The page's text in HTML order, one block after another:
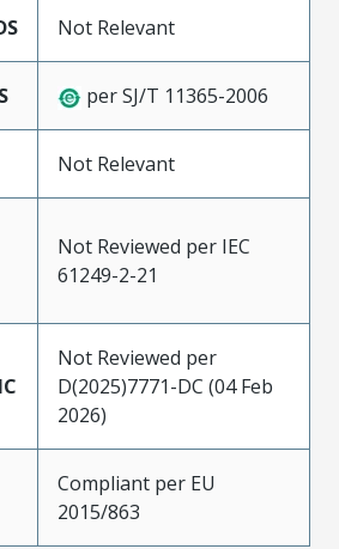
Not Relevant
per SJ/T 11365-2006
Not Relevant
Not Reviewed per IEC
61249-2-21
Not Reviewed per
D(2025)7771-DC (04 Feb
2026)
Compliant per EU
2015/863